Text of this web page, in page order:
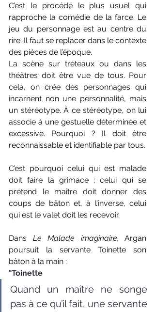
C’est le procédé le plus usuel qui
rapproche la comédie de la farce. Le
jeu du personnage est au centre du
rire. Il faut se replacer dans le contexte
des pièces de l’époque.
La scène sur tréteaux ou dans les
théâtres doit être vue de tous. Pour
cela, on crée des personnages qui
incarnent non une personnalité, mais
un stéréotype. À ce stéréotype, on lui
associe à une gestuelle déterminée et
excessive. Pourquoi ? Il doit être
reconnaissable et identifiable par tous.
C’est pourquoi celui qui est malade
doit faire la grimace ; celui qui se
prétend le maître doit donner des
coups de bâton et, à l’inverse, celui
qui est le valet doit les recevoir.
Dans Le Malade imaginaire, Argan
poursuit la servante Toinette son
bâton à la main :
"Toinette
Quand un maître ne songe
pas à ce qu’il fait, une servante